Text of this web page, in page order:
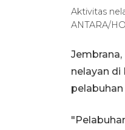
Aktivitas
ANTARA/
Jembrana,
nelayan di